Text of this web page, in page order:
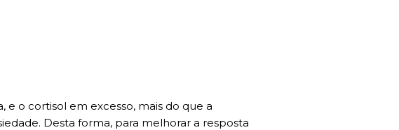
o cortisol em excesso, mais do que a
Desta forma, para melhorar a resposta